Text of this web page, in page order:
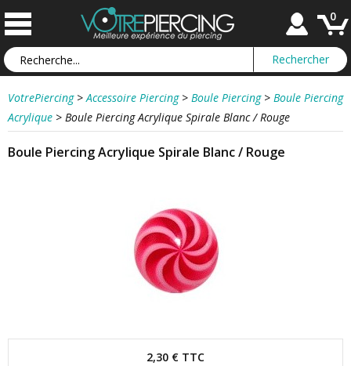
0
VotrePiercing > Accessoire Piercing > Boule Piercing > Boule Piercing
Acrylique > Boule Piercing Acrylique Spirale Blanc / Rouge
Boule Piercing Acrylique Spirale Blanc / Rouge
2,30 € TTC